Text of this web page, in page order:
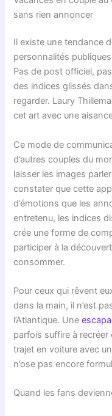
sans rien annoncer
Il existe une tendance
personnalités
Pas de post officiel,
des indices glissés
regarder. Laury
cet art avec une
Ce mode de
d’autres couples du
laisser les images
constater que cette
d’émotions que les
entretenu, les indices
crée une forme de
participer à la
consommer.
Pour ceux qui rêvent
dans la main, il n’est
l’Atlantique. Une
parfois suffire à
trajet en voiture avec
n’ose pas encore
Quand les fans